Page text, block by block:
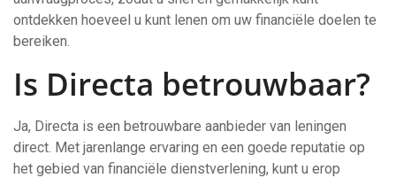
ontdekken hoeveel u kunt lenen om uw financiële doelen te
bereiken.
Is Directa betrouwbaar?
Ja, Directa is een betrouwbare aanbieder van leningen
direct. Met jarenlange ervaring en een goede reputatie op
het gebied van financiële dienstverlening, kunt u erop